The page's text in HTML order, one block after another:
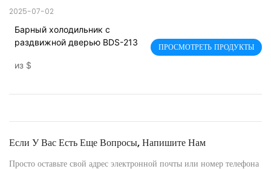
2025-07-02
Барный холодильник с
раздвижной дверью BDS-213
из $
ПРОСМОТРЕТЬ ПРОДУКТЫ
Если У Вас Есть Еще Вопросы, Напишите Нам
Просто оставьте свой адрес электронной почты или номер телефона